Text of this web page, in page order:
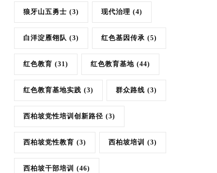
狼牙山五勇士 (3) 现代治理 (4)
白洋淀雁翎队 (3) 红色基因传承 (5)
红色教育 (31) 红色教育基地 (44)
红色教育基地实践 (3) 群众路线 (3)
西柏坡党性培训创新路径 (3)
西柏坡党性教育 (3) 西柏坡培训 (3)
西柏坡干部培训 (46)